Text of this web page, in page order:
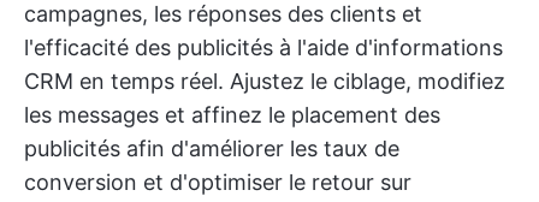
campagnes, les réponses des clients et
l'efficacité des publicités à l'aide d'informations
CRM en temps réel. Ajustez le ciblage, modifiez
les messages et affinez le placement des
publicités afin d'améliorer les taux de
conversion et d'optimiser le retour sur